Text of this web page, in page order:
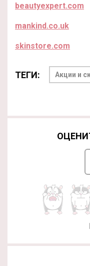
beautyexpert.com
mankind.co.uk
skinstore.com
ТЕГИ: Акции и